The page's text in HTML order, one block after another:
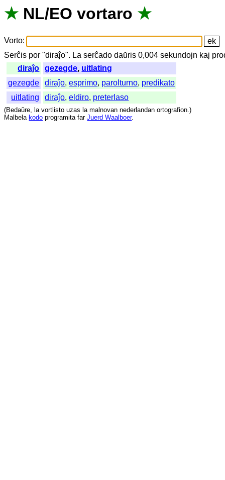
★ NL/EO vortaro ★
Vorto:
Serĉis por "diraĵo". La serĉado daŭris 0,004sekundojn kaj
diraĵo
gezegde, uitlating
gezegde
diraĵo,esprimo, parolturno, predikato
uitlating
diraĵo,eldiro, preterlaso
(Bedaŭre, la vortlisto uzas la malnovan nederlandan ortografion.)
Malbela kodo programita far Juerd Waalboer.